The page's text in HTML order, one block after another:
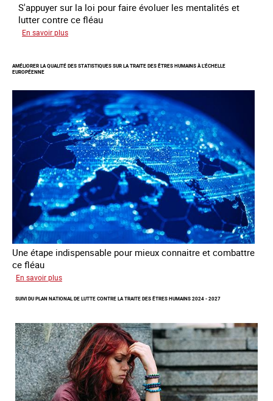
S'appuyer sur la loi pour faire évoluer les mentalités et
lutter contre ce fléau
En savoir plus
clients
la
traite
à
des
fins
d’exploitation
sexuelle
AMÉLIORER LA QUALITÉ DES STATISTIQUES SUR LA TRAITE DES ÊTRES HUMAINS À L’ÉCHELLE
EUROPÉENNE
Une étape indispensable pour mieux connaitre et combattre
ce fléau
En savoir plus
la
des
statistiques
sur
la
traite
des
êtres
SUIVI DU PLAN NATIONAL DE LUTTE CONTRE LA TRAITE DES ÊTRES HUMAINS 2024 - 2027